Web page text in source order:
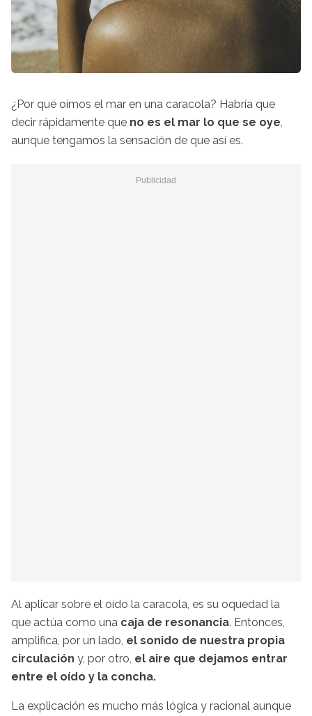
¿Por qué oímos el mar en una caracola? Habría que
decir rápidamente que no es el mar lo que se oye,
aunque tengamos la sensación de que así es.
Al aplicar sobre el oído la caracola, es su oquedad la
que actúa como una caja de resonancia. Entonces,
amplifica, por un lado, el sonido de nuestra propia
circulación y, por otro, el aire que dejamos entrar
entre el oído y la concha.
La explicación es mucho más lógica y racional aunque